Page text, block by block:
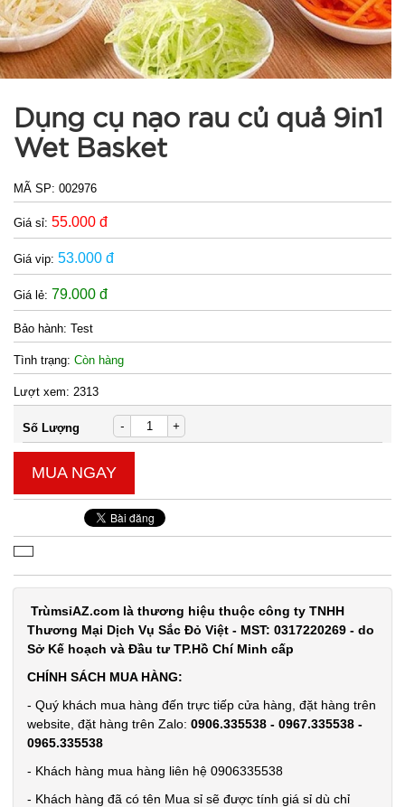
Dụng cụ nạo rau củ quả 9in1
Wet Basket
MÃ SP: 002976
Giá sỉ: 55.000 đ
Giá vip: 53.000 đ
Giá lẻ: 79.000 đ
Bảo hành: Test
Tình trạng: Còn hàng
Lượt xem: 2313
Số Lượng - +
MUA NGAY
TrùmsỉAZ.com là thương hiệu thuộc công ty TNHH
Thương Mại Dịch Vụ Sắc Đỏ Việt - MST: 0317220269 - do
Sở Kế hoạch và Đầu tư TP.Hồ Chí Minh cấp
CHÍNH SÁCH MUA HÀNG:
- Quý khách mua hàng đến trực tiếp cửa hàng, đặt hàng trên
website, đặt hàng trên Zalo: 0906.335538 - 0967.335538 -
0965.335538
- Khách hàng mua hàng liên hệ 0906335538
- Khách hàng đã có tên Mua sỉ sẽ được tính giá sỉ dù chỉ
móng 12
món ( T150
)
MÃ
SP:
GIÁ:
TRẠNG:
Bảo
Test
hàng
bluetooth
kính xịn
SP:
004007